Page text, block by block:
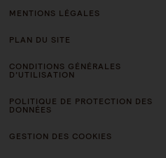
MENTIONS LÉGALES
PLAN DU SITE
CONDITIONS GÉNÉRALES
D’UTILISATION
POLITIQUE DE PROTECTION DES
DONNÉES
GESTION DES COOKIES